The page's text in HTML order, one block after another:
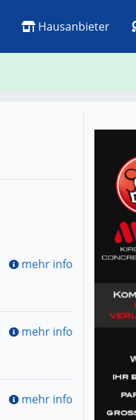
Hausanbieter
mehr info
mehr info
mehr info